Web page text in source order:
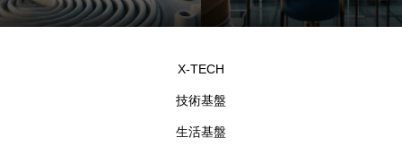
X-TECH
技術基盤
生活基盤